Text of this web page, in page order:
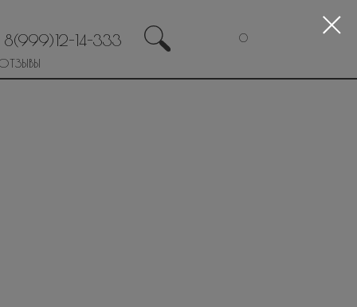
0
8(999)12-14-333